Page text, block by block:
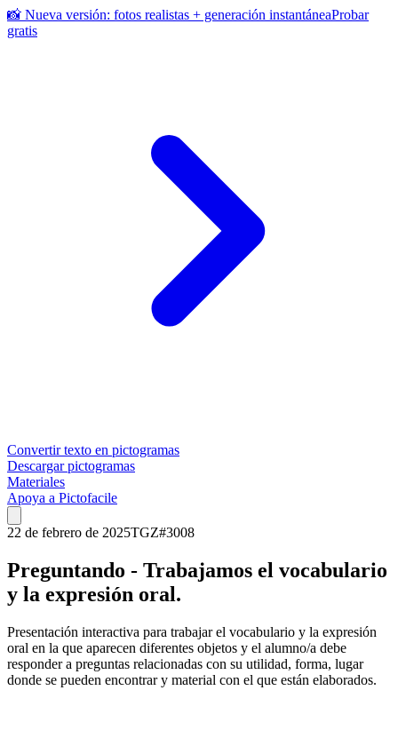
📸 Nueva versión: fotos realistas + generación instantáneaProbar
gratis
Convertir texto en pictogramas
Descargar pictogramas
Materiales
Apoya a Pictofacile
22 de febrero de 2025TGZ#3008
Preguntando - Trabajamos el vocabulario
y la expresión oral.
Presentación interactiva para trabajar el vocabulario y la expresión
oral en la que aparecen diferentes objetos y el alumno/a debe
responder a preguntas relacionadas con su utilidad, forma, lugar
donde se pueden encontrar y material con el que están elaborados.